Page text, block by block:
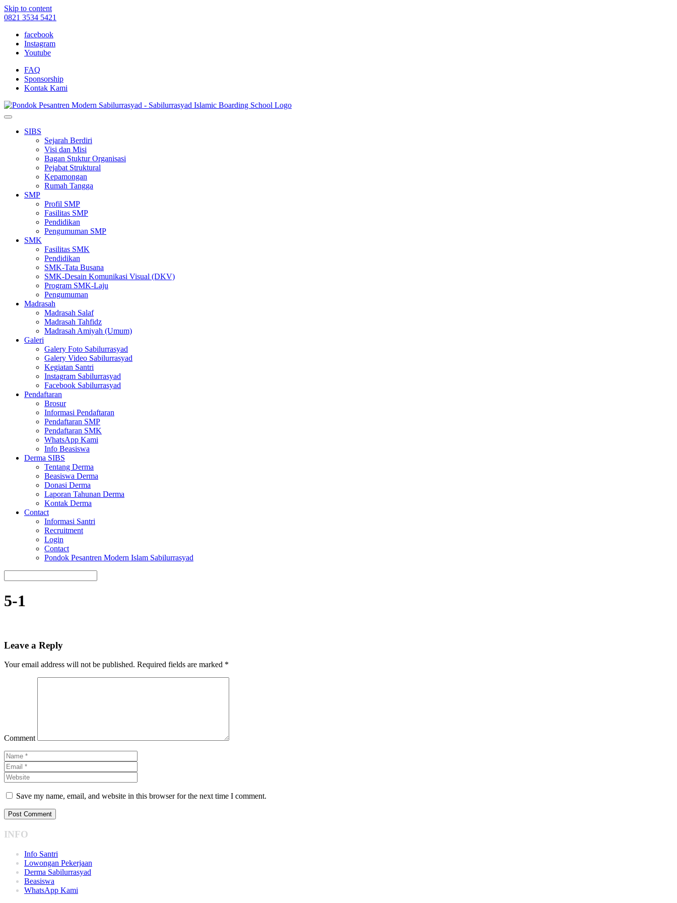
Skip to content
0821 3534 5421
facebook
Instagram
Youtube
FAQ
Sponsorship
Kontak Kami
SIBS
Sejarah Berdiri
Visi dan Misi
Bagan Stuktur Organisasi
Pejabat Struktural
Kepamongan
Rumah Tangga
SMP
Profil SMP
Fasilitas SMP
Pendidikan
Pengumuman SMP
SMK
Fasilitas SMK
Pendidikan
SMK-Tata Busana
SMK-Desain Komunikasi Visual (DKV)
Program SMK-Laju
Pengumuman
Madrasah
Madrasah Salaf
Madrasah Tahfidz
Madrasah Amiyah (Umum)
Galeri
Galery Foto Sabilurrasyad
Galery Video Sabilurrasyad
Kegiatan Santri
Instagram Sabilurrasyad
Facebook Sabilurrasyad
Pendaftaran
Brosur
Informasi Pendaftaran
Pendaftaran SMP
Pendaftaran SMK
WhatsApp Kami
Info Beasiswa
Derma SIBS
Tentang Derma
Beasiswa Derma
Donasi Derma
Laporan Tahunan Derma
Kontak Derma
Contact
Informasi Santri
Recruitment
Login
Contact
Pondok Pesantren Modern Islam Sabilurrasyad
5-1
Leave a Reply
Your email address will not be published. Required fields are marked *
Comment
Save my name, email, and website in this browser for the next time I comment.
INFO
Info Santri
Lowongan Pekerjaan
Derma Sabilurrasyad
Beasiswa
WhatsApp Kami